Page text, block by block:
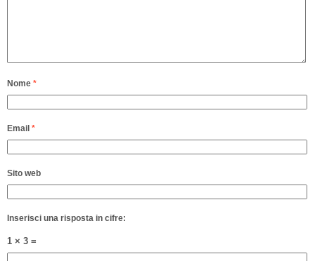
Nome *
Email *
Sito web
Inserisci una risposta in cifre:
1 × 3 =